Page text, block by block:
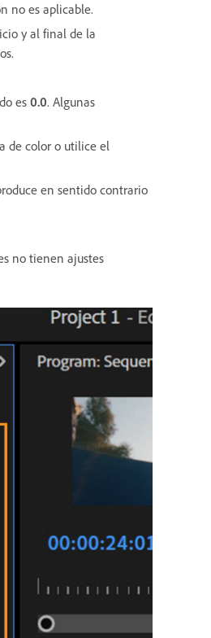
no es aplicable.
y al final de la
es0.0. Algunas
de color o utilice el
en sentido contrario
no tienen ajustes